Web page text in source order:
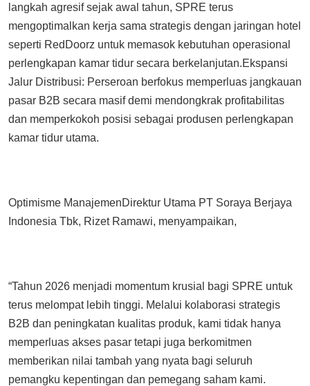
langkah agresif sejak awal tahun, SPRE terus
mengoptimalkan kerja sama strategis dengan jaringan hotel
seperti RedDoorz untuk memasok kebutuhan operasional
perlengkapan kamar tidur secara berkelanjutan.Ekspansi
Jalur Distribusi: Perseroan berfokus memperluas jangkauan
pasar B2B secara masif demi mendongkrak profitabilitas
dan memperkokoh posisi sebagai produsen perlengkapan
kamar tidur utama.
Optimisme ManajemenDirektur Utama PT Soraya Berjaya
Indonesia Tbk, Rizet Ramawi, menyampaikan,
“Tahun 2026 menjadi momentum krusial bagi SPRE untuk
terus melompat lebih tinggi. Melalui kolaborasi strategis
B2B dan peningkatan kualitas produk, kami tidak hanya
memperluas akses pasar tetapi juga berkomitmen
memberikan nilai tambah yang nyata bagi seluruh
pemangku kepentingan dan pemegang saham kami.